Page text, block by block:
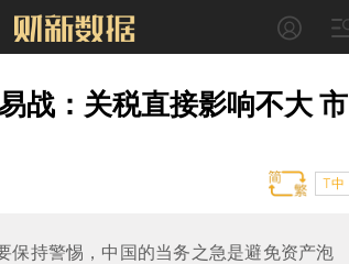
战：关税直接影响不大 市
T中
保持警惕，中国的当务之急是避免资产泡